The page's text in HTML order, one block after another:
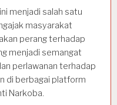
ini menjadi salah satu
masyarakat
perang terhadap
menjadi semangat
perlawanan terhadap
di berbagai platform
Narkoba.